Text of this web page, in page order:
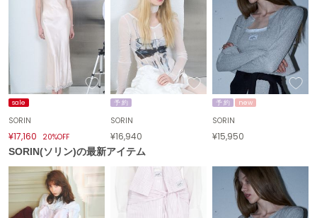
emmi atelier
ETRÉ TOKYO
アイ
sale
SORIN
¥17,160 20%OFF
予 約
SORIN
¥16,940
予 約 new
SORIN
¥15,950
SORIN(ソリン)の最新アイテム